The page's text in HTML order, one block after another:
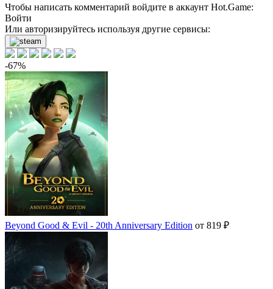
Чтобы написать комментарий войдите в аккаунт Hot.Game:
Войти
Или авторизируйтесь используя другие сервисы:
-67%
Beyond Good & Evil - 20th Anniversary Edition от 819 ₽